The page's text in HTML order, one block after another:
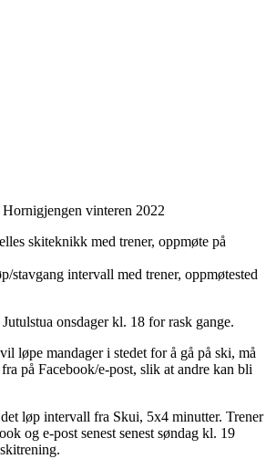
vinteren 2022
skiteknikk med trener, oppmøte på
stavgang intervall med trener, oppmøtested
Jutulstua onsdager kl. 18 for rask gange.
løpe mandager i stedet for å gå på ski, må
på Facebook/e-post, slik at andre kan bli
løp intervall fra Skui, 5x4 minutter. Trener
og e-post senest senest søndag kl. 19